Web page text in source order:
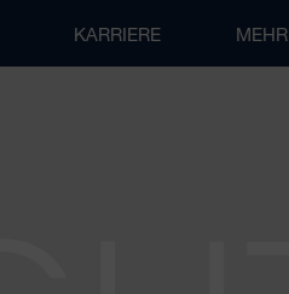
KARRIERE MEHR